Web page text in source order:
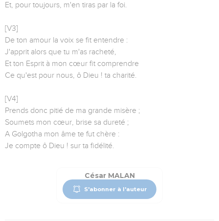
Et, pour toujours, m'en tiras par la foi.
[V3]
De ton amour la voix se fit entendre :
J'apprit alors que tu m'as racheté,
Et ton Esprit à mon cœur fit comprendre
Ce qu'est pour nous, ô Dieu ! ta charité.
[V4]
Prends donc pitié de ma grande misère ;
Soumets mon cœur, brise sa dureté ;
A Golgotha mon âme te fut chère :
Je compte ô Dieu ! sur ta fidélité.
César MALAN
S'abonner à l'auteur